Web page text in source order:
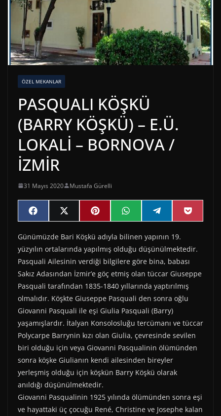
ÖZEL MEKANLAR
PASQUALI KÖŞKÜ
(BARRY KÖŞKÜ) – E.Ü.
LOKALİ – BORNOVA /
İZMİR
31 Mayıs 2020 Mustafa Gürelli
Share
on
F
a
e
b
o
o
k
Share
on
X
(
w
i
t
t
r
)
Share
on
P
i
t
e
r
e
s
t
Share
on
W
h
t
s
A
p
Share
on
e
e
g
r
a
Share
on
P
o
e
t
Günümüzde Bari Köşkü adıyla bilinen yapının 19.
yüzyılın ortalarında yapılmış olduğu düşünülmektedir.
Pasquali Ailesinin verdiği bilgilere göre bina, babası
Sakız Adasından İzmir’e göç etmiş olan tüccar Giuseppe
Pasquali tarafından 1835-1840 yıllarında yaptırılmış
olmalıdır. Köşkte Giuseppe Pasquali den sonra oğlu
Giovanni Pasquali ile eşi Giulia Pasquali (Barry)
yaşamışlardır. İtalyan Konsolosluğu tercümanı ve tüccar
Polycarpe Barrynin kızı olan Giulia, çevresinde sevilen
biri olduğu için veya Giovanni Pasqualinin ölümünden
sonra köşke Giulianın kendi ailesinden bireyler
yerleşmiş olduğu için köşkün Barry Köşkü olarak
anıldığı düşünülmektedir.
Giovanni Pasqualinin 1925 yılında ölümünden sonra eşi
ve hayattaki üç çocuğu René, Christine ve Josephe kalan